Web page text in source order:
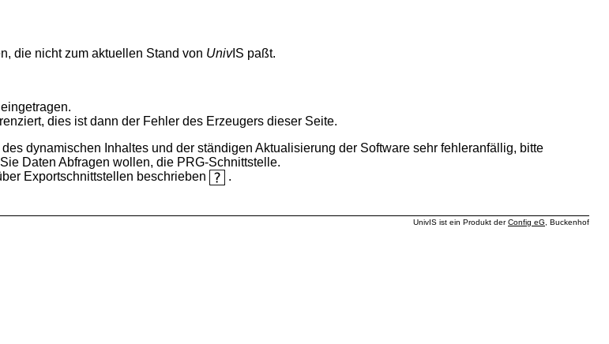
die nicht zum aktuellen Stand von UnivIS paßt.
dies ist dann der Fehler des Erzeugers dieser Seite.
dynamischen Inhaltes und der ständigen Aktualisierung der Software sehr fehleranfällig, bitte
Daten Abfragen wollen, die PRG-Schnittstelle.
Exportschnittstellen beschrieben
.
UnivIS ist ein Produkt derConfig eG , Buckenhof